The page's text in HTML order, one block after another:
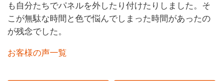
も自分たちでパネルを外したり付けたりしました。そ
こが無駄な時間と色で悩んでしまった時間があったの
が残念でした。
お客様の声一覧